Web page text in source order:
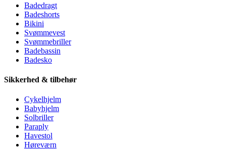
Badedragt
Badeshorts
Bikini
Svømmevest
Svømmebriller
Badebassin
Badesko
Sikkerhed & tilbehør
Cykelhjelm
Babyhjelm
Solbriller
Paraply
Havestol
Høreværn